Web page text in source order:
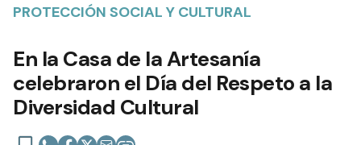
PROTECCIÓN SOCIAL Y CULTURAL
En la Casa de la Artesanía
celebraron el Día del Respeto a la
Diversidad Cultural